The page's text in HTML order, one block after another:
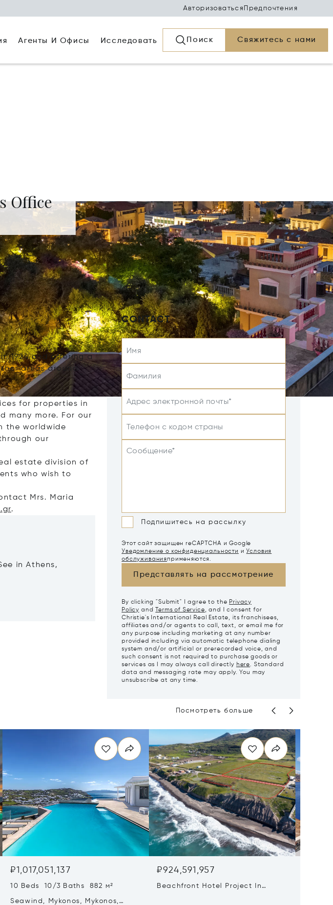
Авторизоваться Предпочтения
Агенты И Офисы Исследовать Поиск Свяжитесь с нами
Office
1924 and offering a
areas around
for properties in
many more. For our
the worldwide
our
estate division of
who wish to
Mrs. Maria
.
in Athens,
CONTACT
Имя
Фамилия
Адрес электронной почты*
Телефон с кодом страны
Сообщение*
Подпишитесь на рассылку
Этот сайт защищен reCAPTCHA и Google
Уведомление о конфиденциальности и Условия
обслуживанияприменяются.
Представлять на рассмотрение
By clicking "Submit" I agree to the Privacy
Policy and Terms of Service, and I consent for
Christie's International Real Estate, its franchisees,
affiliates and/or agents to call, text, or email me for
any purpose including marketing at any number
provided including via automatic telephone dialing
system and/or artificial or prerecorded voice, and
such consent is not required to purchase goods or
services as I may always call directly here. Standard
data and messaging rate may apply. You may
unsubscribe at any time.
Посмотреть больше
₽1,017,051,137
10 Beds 10/3 Baths 882 м²
Seawind, Mykonos, Mykonos,
₽924,591,957
Beachfront Hotel Project In